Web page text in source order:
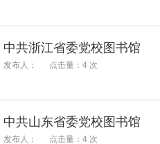
中共浙江省委党校图书馆
发布人： 点击量：4 次
中共山东省委党校图书馆
发布人： 点击量：4 次